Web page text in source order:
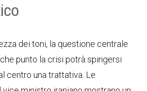
dei toni, la questione centrale
punto la crisi potrà spingersi
centro una trattativa. Le